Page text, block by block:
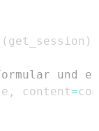
( get_session )
, content=